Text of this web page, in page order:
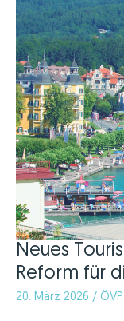
Neues
Reform für
20. März 2026 /